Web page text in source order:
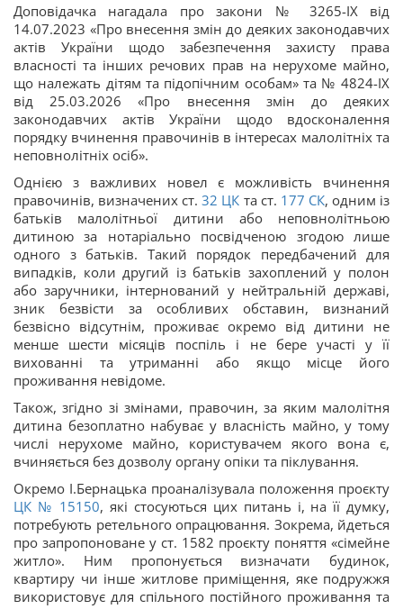
Доповідачка нагадала про закони № 3265-IX від
14.07.2023 «Про внесення змін до деяких законодавчих
актів України щодо забезпечення захисту права
власності та інших речових прав на нерухоме майно,
що належать дітям та підопічним особам» та № 4824-IX
від 25.03.2026 «Про внесення змін до деяких
законодавчих актів України щодо вдосконалення
порядку вчинення правочинів в інтересах малолітніх та
неповнолітніх осіб».
Однією з важливих новел є можливість вчинення
правочинів, визначених ст. 32 ЦК та ст. 177 СК, одним із
батьків малолітньої дитини або неповнолітньою
дитиною за нотаріально посвідченою згодою лише
одного з батьків. Такий порядок передбачений для
випадків, коли другий із батьків захоплений у полон
або заручники, інтернований у нейтральній державі,
зник безвісти за особливих обставин, визнаний
безвісно відсутнім, проживає окремо від дитини не
менше шести місяців поспіль і не бере участі у її
вихованні та утриманні або якщо місце його
проживання невідоме.
Також, згідно зі змінами, правочин, за яким малолітня
дитина безоплатно набуває у власність майно, у тому
числі нерухоме майно, користувачем якого вона є,
вчиняється без дозволу органу опіки та піклування.
Окремо І.Бернацька проаналізувала положення проєкту
ЦК № 15150, які стосуються цих питань і, на її думку,
потребують ретельного опрацювання. Зокрема, йдеться
про запропоноване у ст. 1582 проєкту поняття «сімейне
житло». Ним пропонується визначати будинок,
квартиру чи інше житлове приміщення, яке подружжя
використовує для спільного постійного проживання та